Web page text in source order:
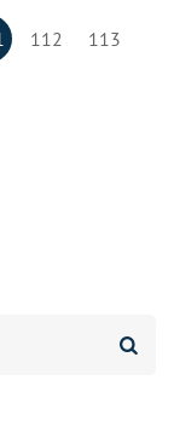
Страница
112 Страница
113